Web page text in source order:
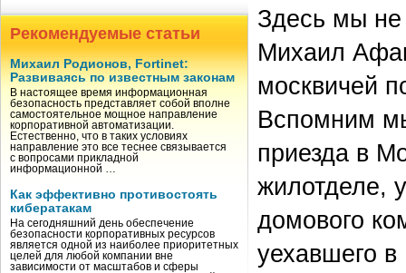
Рекомендуемые статьи
Михаил Родионов, Fortinet:
Развиваясь по известным законам
В настоящее время информационная
безопасность представляет собой вполне
самостоятельное мощное направление
корпоративной автоматизации.
Естественно, что в таких условиях
направление это все теснее связывается
с вопросами прикладной
информационной …
Как эффективно противостоять
кибератакам
На сегодняшний день обеспечение
безопасности корпоративных ресурсов
является одной из наиболее приоритетных
целей для любой компании вне
зависимости от масштабов и сферы
Здесь мы не
Михаил
москвичей
Вспомним
приезда в
жилотделе,
домового
уехавшего в